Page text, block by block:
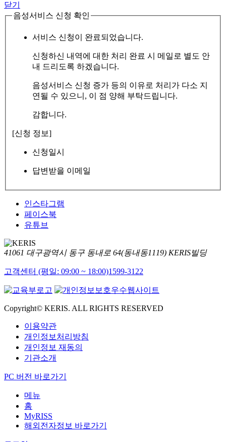
닫기
음성서비스 신청 확인
서비스 신청이 완료되었습니다.
신청하신 내역에 대한 처리 완료 시 메일로 별도 안
내 드리도록 하겠습니다.
음성서비스 신청 증가 등의 이유로 처리가 다소 지
연될 수 있으니, 이 점 양해 부탁드립니다.
감합니다.
[신청 정보]
신청일시
답변받을 이메일
인스타그램
페이스북
유튜브
41061 대구광역시 동구 동내로 64(동내동1119) KERIS빌딩
고객센터 (평일: 09:00 ~ 18:00)1599-3122
Copyright© KERIS. ALL RIGHTS RESERVED
이용약관
개인정보처리방침
개인정보 재동의
기관소개
PC 버전 바로가기
메뉴
홈
MyRISS
해외전자정보 바로가기